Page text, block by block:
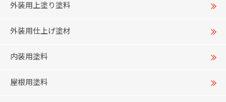
外装用上塗り塗料
外装用仕上げ塗材
内装用塗料
屋根用塗料